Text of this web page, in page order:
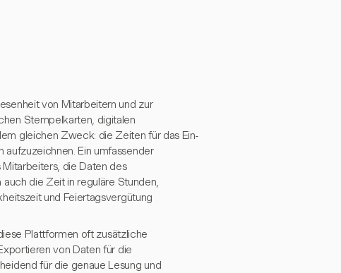
von Mitarbeitern und zur
Stempelkarten, digitalen
gleichen Zweck: die Zeiten für das Ein-
aufzuzeichnen. Ein umfassender
die Daten des
die Zeit in reguläre Stunden,
und Feiertagsvergütung
Plattformen oft zusätzliche
von Daten für die
für die genaue Lesung und